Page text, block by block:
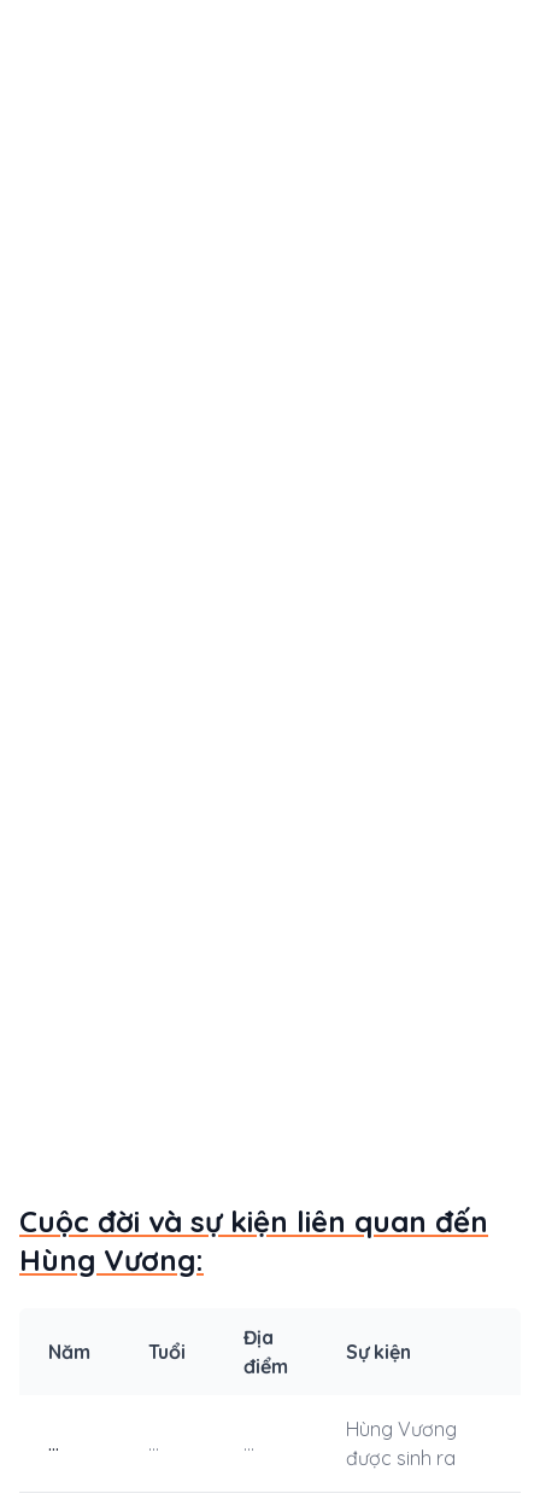
Cuộc đời và sự kiện liên quan đến
Hùng Vương:
Năm Tuổi
Địa
điểm
Sự kiện
... ... ...
Hùng Vương
được sinh ra